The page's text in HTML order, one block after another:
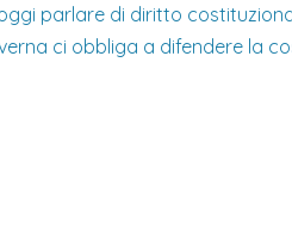
parlare di diritto
ci obbliga a difendere la